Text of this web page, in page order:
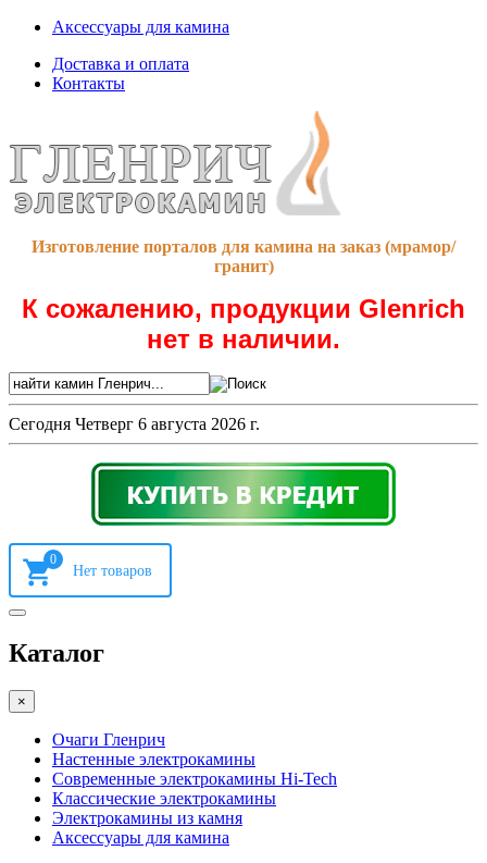
Аксессуары для камина
Доставка и оплата
Контакты
Изготовление порталов для камина на заказ (мрамор/
гранит)
К сожалению, продукции Glenrich
нет в наличии.
Сегодня Четверг 6 августа 2026 г.
0
Каталог
×
Очаги Гленрич
Настенные электрокамины
Современные электрокамины Hi-Tech
Классические электрокамины
Электрокамины из камня
Аксессуары для камина